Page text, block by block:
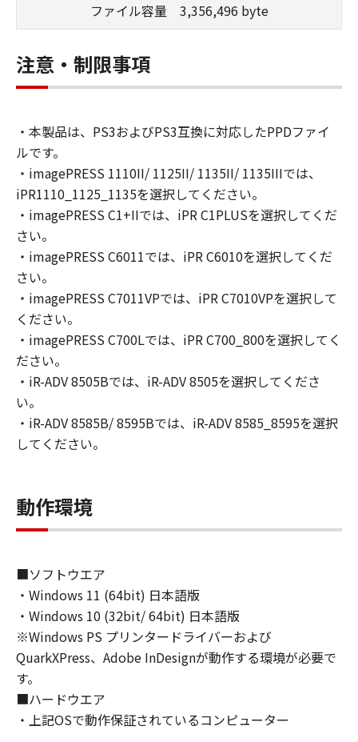
（本契約書においては、「本ソフトウェア」を
ること、またはコンピューターにおいて表示す
ること、アクセスすること、もしくは実行する
ことのいずれも含むものとします。）するため
お客様は、また「指定機器」にネットワークを
通じて接続されたコンピューター上で、かかる
コンピューターの使用者に対して「本ソフトウ
ェア」を使用させることができますが、かかる
コンピューターの使用者に本契約書上の義務お
よび条件を遵守させるとともに、その履行に関
し全責任を負うことを条件とします。
(2) お客様は、上記(1)に基づいて「本ソフトウ
ェア」を使用するためのバックアップとして、
「本ソフトウェア」を１部、複製することがで
きます。
(3) 上記(1)および(2)に定める場合を除き、キヤ
ノンまたはキヤノンのライセンサーのいかなる
知的財産権も、明示たると黙示たるとを問わ
諾されるものではありません。
布、リースもしくは貸与その他の方法により、
第三者に「本ソフトウェア」を使用させること
はできません。
は一部を修正、改変、逆コンパイル、逆アセン
ブル、その他リバースエンジニアリング等する
ことはできません。また第三者にこのような行
為をさせてはなりません。
お客様は、「本ソフトウェア」に含まれるキヤ
ノンまたはキヤノンのライセンサーの著作権表
示を変更し、除去しもしくは削除してはなりま
ファイル容量 3,356,496 byte
注意・制限事項
・本製品は、PS3およびPS3互換に対応したPPDファイ
ルです。
・imagePRESS 1110II/ 1125II/ 1135II/ 1135IIIでは、
iPR1110_1125_1135を選択してください。
・imagePRESS C1+IIでは、iPR C1PLUSを選択してくだ
さい。
・imagePRESS C6011では、iPR C6010を選択してくだ
さい。
・imagePRESS C7011VPでは、iPR C7010VPを選択して
ください。
・imagePRESS C700Lでは、iPR C700_800を選択してく
ださい。
・iR-ADV 8505Bでは、iR-ADV 8505を選択してくださ
い。
・iR-ADV 8585B/ 8595Bでは、iR-ADV 8585_8595を選択
してください。
動作環境
■ソフトウエア
・Windows 11 (64bit) 日本語版
・Windows 10 (32bit/ 64bit) 日本語版
※Windows PS プリンタードライバーおよび
QuarkXPress、Adobe InDesignが動作する環境が必要で
す。
■ハードウエア
・上記OSで動作保証されているコンピューター